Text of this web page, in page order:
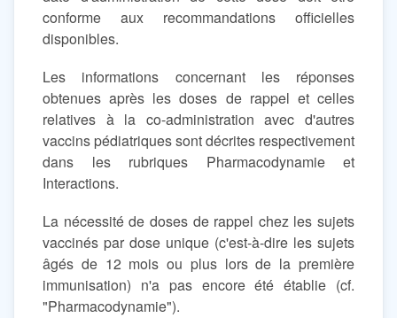
conforme aux recommandations officielles
disponibles.
Les informations concernant les réponses
obtenues après les doses de rappel et celles
relatives à la co-administration avec d'autres
vaccins pédiatriques sont décrites respectivement
dans les rubriques Pharmacodynamie et
Interactions.
La nécessité de doses de rappel chez les sujets
vaccinés par dose unique (c'est-à-dire les sujets
âgés de 12 mois ou plus lors de la première
immunisation) n'a pas encore été établie (cf.
"Pharmacodynamie").